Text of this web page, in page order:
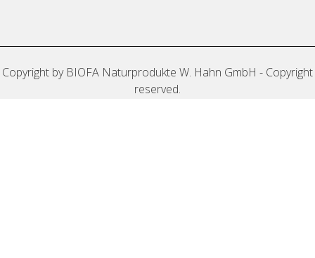
Copyright by BIOFA Naturprodukte W. Hahn GmbH - Copyright
reserved.